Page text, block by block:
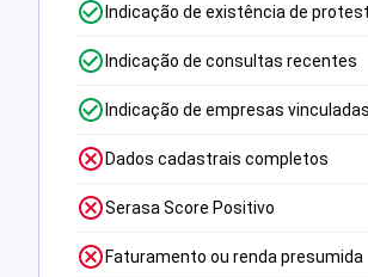
Indicação de existência de
Indicação de consultas recentes
Indicação de empresas vinculadas
Dados cadastrais completos
Serasa Score Positivo
Faturamento ou renda presumida